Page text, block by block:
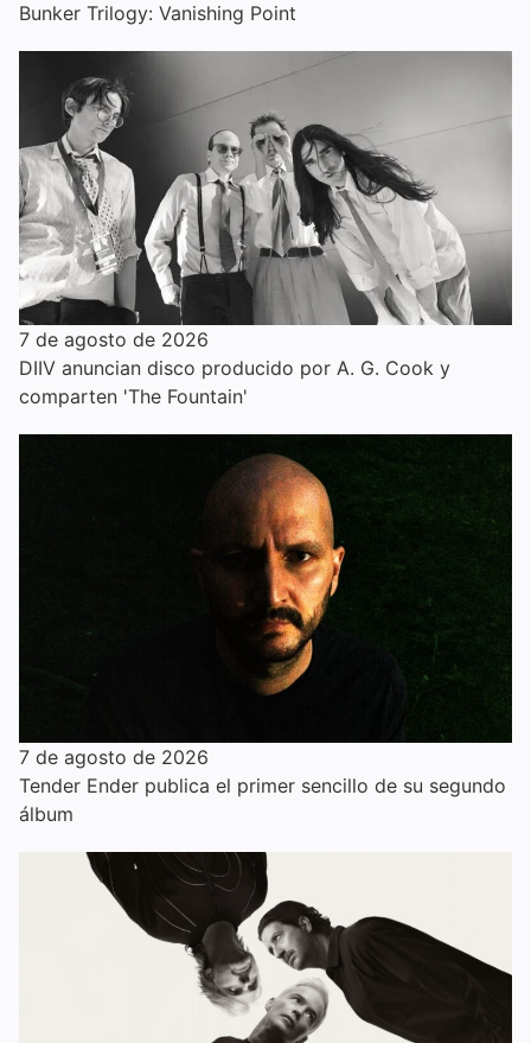
Bunker Trilogy: Vanishing Point
7 de agosto de 2026
DIIV anuncian disco producido por A. G. Cook y
comparten 'The Fountain'
7 de agosto de 2026
Tender Ender publica el primer sencillo de su segundo
álbum